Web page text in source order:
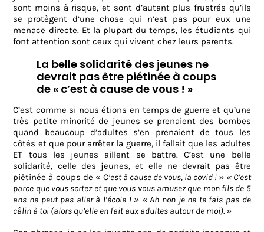
sont moins à risque, et sont d’autant plus frustrés qu’ils
se protègent d’une chose qui n’est pas pour eux une
menace directe. Et la plupart du temps, les étudiants qui
font attention sont ceux qui vivent chez leurs parents.
La belle solidarité des jeunes ne
devrait pas être piétinée à coups
de « c’est à cause de vous ! »
C’est comme si nous étions en temps de guerre et qu’une
très petite minorité de jeunes se prenaient des bombes
quand beaucoup d’adultes s’en prenaient de tous les
côtés et que pour arrêter la guerre, il fallait que les adultes
ET tous les jeunes aillent se battre. C’est une belle
solidarité, celle des jeunes, et elle ne devrait pas être
piétinée à coups de « C’est à cause de vous, la covid ! » « C’est
parce que vous sortez et que vous vous amusez que mon fils de 5
ans ne peut pas aller à l’école ! » « Ah non je ne te fais pas de
câlin à toi (alors qu’elle en fait aux adultes autour de moi). »